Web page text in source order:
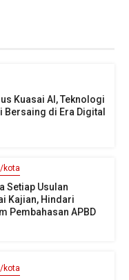
Kuasai AI, Teknologi
Bersaing di Era Digital
kota
Setiap Usulan
Kajian, Hindari
Pembahasan APBD
kota